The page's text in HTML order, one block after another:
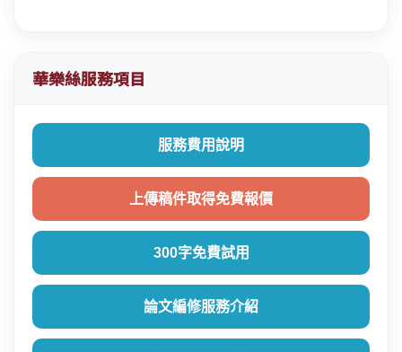
華樂絲服務項目
服務費用說明
上傳稿件取得免費報價
300字免費試用
論文編修服務介紹